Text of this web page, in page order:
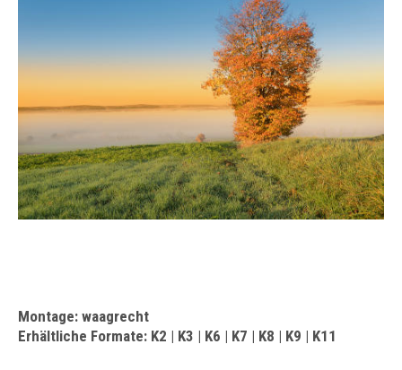
Montage: waagrecht
Erhältliche Formate: K2 | K3 | K6 | K7 | K8 | K9 | K11